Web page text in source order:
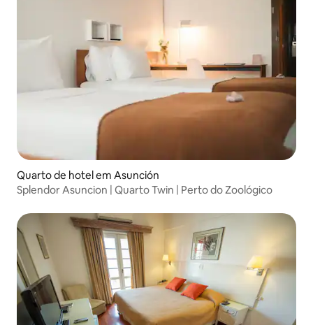
Quarto de hotel em Asunción
Splendor Asuncion | Quarto Twin | Perto do Zoológico